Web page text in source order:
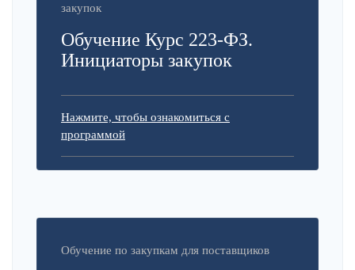
закупок
Обучение Курс 223-ФЗ.
Инициаторы закупок
Нажмите, чтобы ознакомиться с
программой
Обучение по закупкам для поставщиков